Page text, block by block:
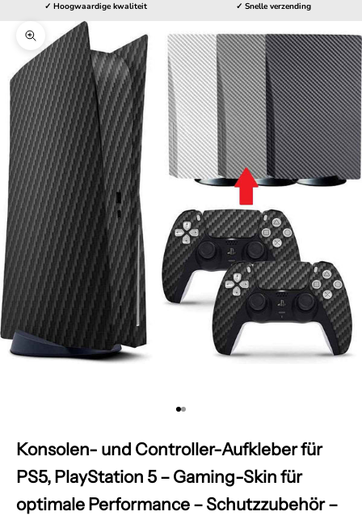
✓ Hoogwaardige kwaliteit ✓ Snelle verzending
Bild vergrößern
Gehe zu Element 1
Gehe zu Element 2
Konsolen- und Controller-Aufkleber für
PS5, PlayStation 5 – Gaming-Skin für
optimale Performance – Schutzzubehör –